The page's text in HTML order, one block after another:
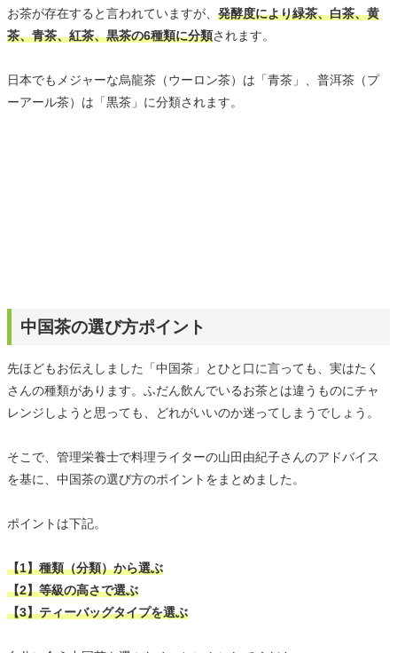
お茶が存在すると言われていますが、 発酵度により緑茶、白茶、黄
茶、青茶、紅茶、黒茶の6種類に分類されます。
日本でもメジャーな烏龍茶（ウーロン茶）は「青茶」、普洱茶（プ
ーアール茶）は「黒茶」に分類されます。
中国茶の選び方ポイント
先ほどもお伝えしました「中国茶」とひと口に言っても、実はたく
さんの種類があります。ふだん飲んでいるお茶とは違うものにチャ
レンジしようと思っても、どれがいいのか迷ってしまうでしょう。
そこで、管理栄養士で料理ライターの山田由紀子さんのアドバイス
を基に、中国茶の選び方のポイントをまとめました。
ポイントは下記。
【1】種類（分類）から選ぶ
【2】等級の高さで選ぶ
【3】ティーバッグタイプを選ぶ